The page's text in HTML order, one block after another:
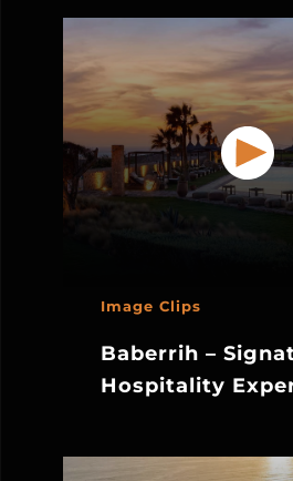
Image Clips
Baberrih –
Hospitality